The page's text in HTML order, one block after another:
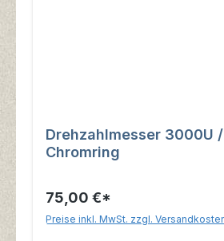
Drehzahlmesser 3000U /
Chromring
75,00 €*
Preise inkl. MwSt. zzgl.